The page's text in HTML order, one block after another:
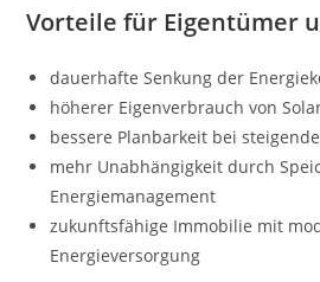
Vorteile für Eigentümer
dauerhafte Senkung der
höherer Eigenverbrauch von
bessere Planbarkeit bei
mehr Unabhängigkeit durch
Energiemanagement
zukunftsfähige Immobilie mit
Energieversorgung